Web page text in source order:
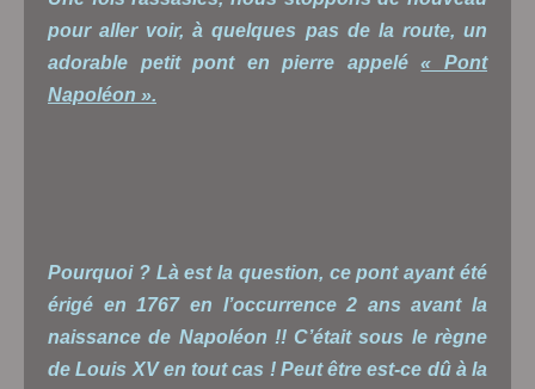
pour aller voir, à quelques pas de la route, un
adorable petit pont en pierre appelé« Pont
Napoléon ».
Pourquoi ? Là est la question, ce pont ayant été
érigé en 1767 en l’occurrence 2 ans avant la
naissance de Napoléon !! C’était sous le règne
de Louis XV en tout cas ! Peut être est-ce dû à la